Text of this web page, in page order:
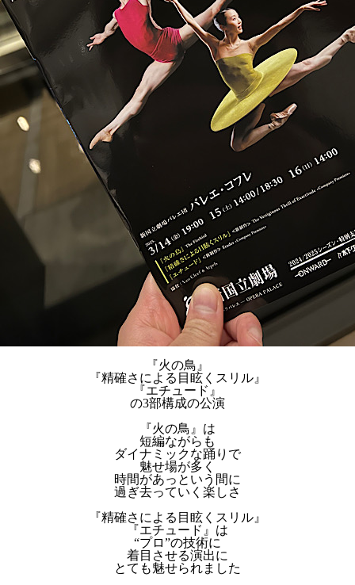
『火の鳥』
『精確さによる目眩くスリル』
『エチュード』
の3部構成の公演
『火の鳥』は
短編ながらも
ダイナミックな踊りで
魅せ場が多く
時間があっという間に
過ぎ去っていく楽しさ
『精確さによる目眩くスリル』
『エチュード』は
“プロ”の技術に
着目させる演出に
とても魅せられました